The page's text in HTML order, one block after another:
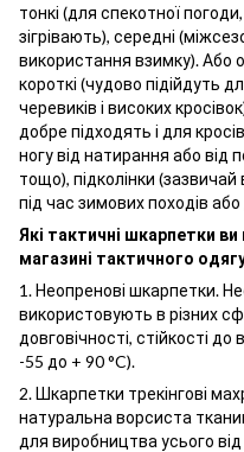
тонкі (для спекотної
зігрівають), середні
використання взимку). Або
короткі (чудово підійдуть
черевиків і високих
добре підходять і для
ногу від натирання або від
тощо), підколінки
під час зимових походів
Які тактичні шкарпетки
магазині тактичного
1. Неопренові шкарпетки.
використовують в різних
довговічності, стійкості
-55 до + 90 °C).
2. Шкарпетки трекінгові
натуральна ворсиста
для виробництва усього